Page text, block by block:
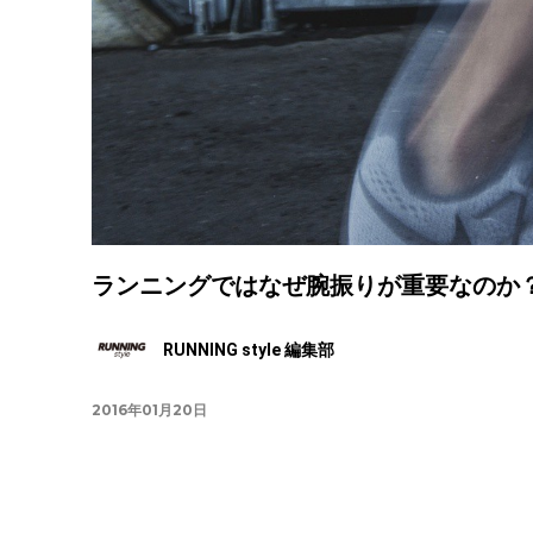
ランニングではなぜ腕振りが重要なのか
RUNNING style 編集部
2016年01月20日